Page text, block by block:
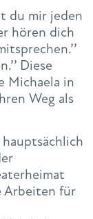
du mir jeden
hören dich
Diese
Michaela in
Weg als
Arbeiten für